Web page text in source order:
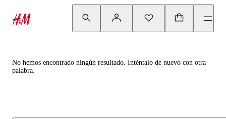
No hemos encontrado ningún resultado. Inténtalo de nuevo con otra
palabra.